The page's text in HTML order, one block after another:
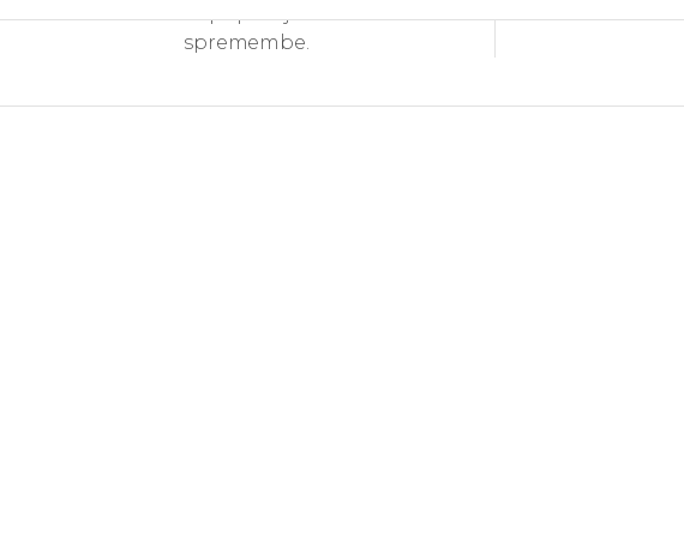
in pripravljenost na
spremembe.